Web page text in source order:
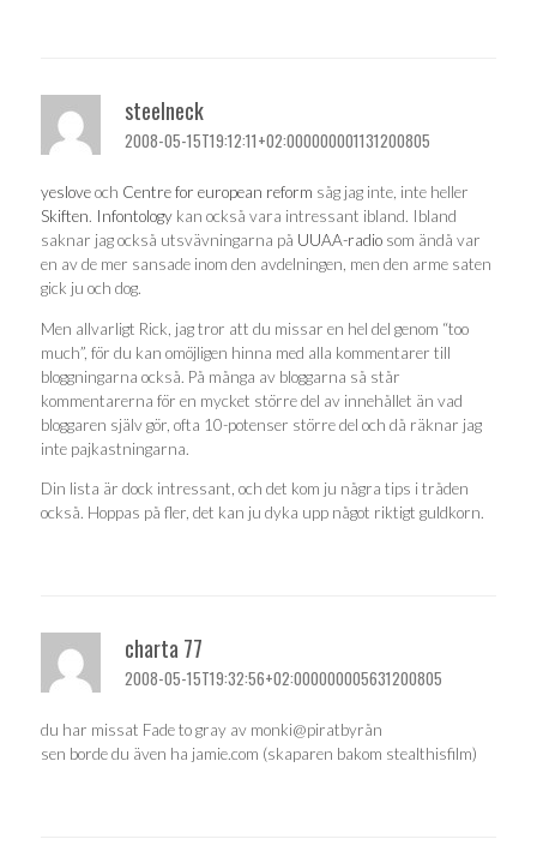
steelneck
2008-05-15T19:12:11+02:000000001131200805
yesloveoch Centre for european reform såg jag inte, inte heller
Skiften. Infontology kan också vara intressant ibland. Ibland
saknar jag också utsvävningarna på UUAA-radio som ändå var
en av de mer sansade inom den avdelningen, men den arme saten
gick ju och dog.
Men allvarligt Rick, jag tror att du missar en hel del genom “too
much”, för du kan omöjligen hinna med alla kommentarer till
bloggningarna också. På många av bloggarna så står
kommentarerna för en mycket större del av innehållet än vad
bloggaren själv gör, ofta 10-potenser större del och då räknar jag
inte pajkastningarna.
Din lista är dock intressant, och det kom ju några tips i tråden
också. Hoppas på fler, det kan ju dyka upp något riktigt guldkorn.
charta 77
2008-05-15T19:32:56+02:000000005631200805
du har missat Fade to gray av monki@piratbyrån
sen borde du även ha jamie.com (skaparen bakom stealthisfilm)